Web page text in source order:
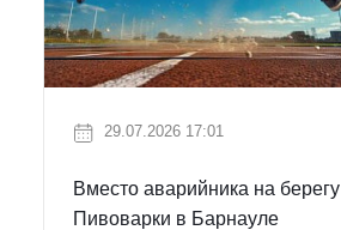
29.07.2026 17:01
Вместо аварийника на берегу
Пивоварки в Барнауле